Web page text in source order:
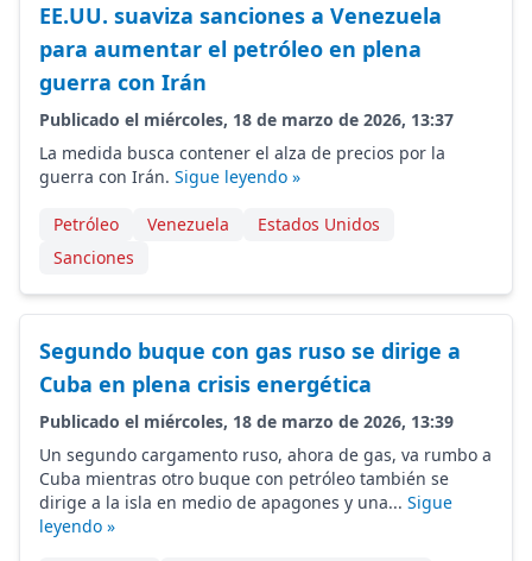
EE.UU. suaviza sanciones a Venezuela
para aumentar el petróleo en plena
guerra con Irán
Publicado el miércoles, 18 de marzo de 2026, 13:37
La medida busca contener el alza de precios por la
guerra con Irán. Sigue leyendo »
Petróleo Venezuela
Estados Unidos
Sanciones
Segundo buque con gas ruso se dirige a
Cuba en plena crisis energética
Publicado el miércoles, 18 de marzo de 2026, 13:39
Un segundo cargamento ruso, ahora de gas, va rumbo a
Cuba mientras otro buque con petróleo también se
dirige a la isla en medio de apagones y una... Sigue
leyendo »